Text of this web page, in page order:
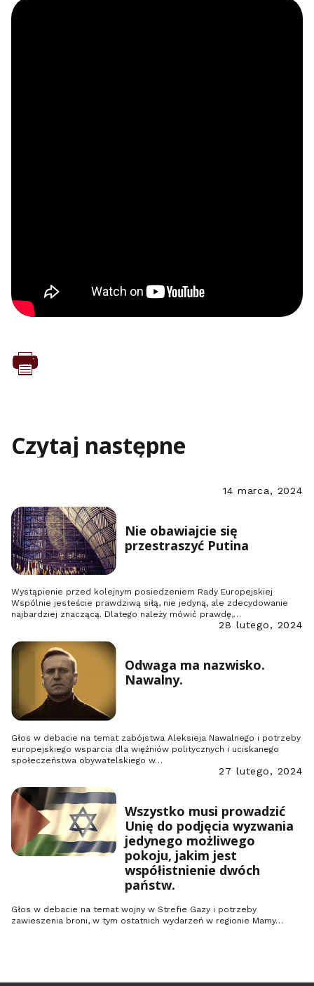
Czytaj następne
14 marca, 2024
Nie obawiajcie się
przestraszyć Putina
Wystąpienie przed kolejnym posiedzeniem Rady Europejskiej
Wspólnie jesteście prawdziwą siłą, nie jedyną, ale zdecydowanie
najbardziej znaczącą. Dlatego należy mówić prawdę,…
28 lutego, 2024
Odwaga ma nazwisko.
Nawalny.
Głos w debacie na temat zabójstwa Aleksieja Nawalnego i potrzeby
europejskiego wsparcia dla więźniów politycznych i uciskanego
społeczeństwa obywatelskiego w…
27 lutego, 2024
Wszystko musi prowadzić
Unię do podjęcia wyzwania
jedynego możliwego
pokoju, jakim jest
współistnienie dwóch
państw.
Głos w debacie na temat wojny w Strefie Gazy i potrzeby
zawieszenia broni, w tym ostatnich wydarzeń w regionie Mamy…